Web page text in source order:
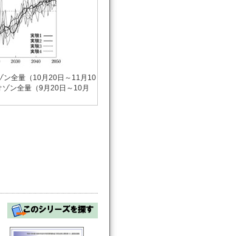
ン全量（10月20日～11月10
ン全量（9月20日～10月